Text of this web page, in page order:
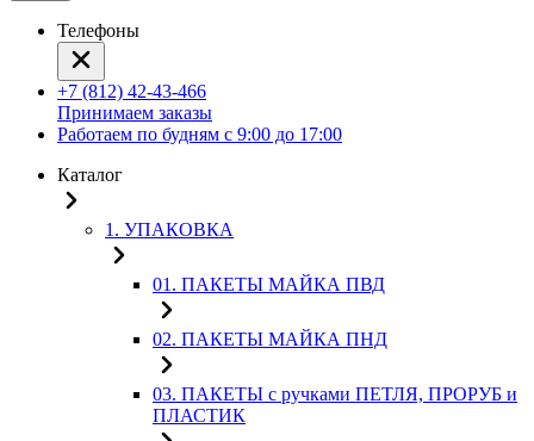
Телефоны
+7 (812) 42-43-466
Принимаем заказы
Работаем по будням с 9:00 до 17:00
Каталог
1. УПАКОВКА
01. ПАКЕТЫ МАЙКА ПВД
02. ПАКЕТЫ МАЙКА ПНД
03. ПАКЕТЫ с ручками ПЕТЛЯ, ПРОРУБ и
ПЛАСТИК